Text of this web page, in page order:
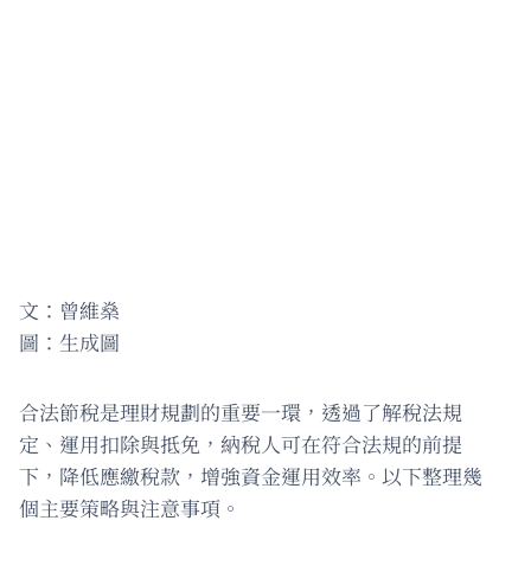
文：曾維燊
圖：生成圖
合法節稅是理財規劃的重要一環，透過了解稅法規
定、運用扣除與抵免，納稅人可在符合法規的前提
下，降低應繳稅款，增強資金運用效率。以下整理幾
個主要策略與注意事項。